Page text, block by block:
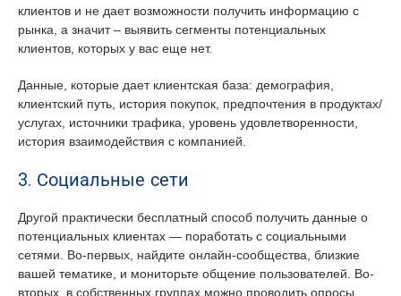
клиентов и не дает возможности получить информацию с
рынка, а значит – выявить сегменты потенциальных
клиентов, которых у вас еще нет.
Данные, которые дает клиентская база: демография,
клиентский путь, история покупок, предпочтения в продуктах/
услугах, источники трафика, уровень удовлетворенности,
история взаимодействия с компанией.
3. Социальные сети
Другой практически бесплатный способ получить данные о
потенциальных клиентах — поработать с социальными
сетями. Во-первых, найдите онлайн-сообщества, близкие
вашей тематике, и мониторьте общение пользователей. Во-
вторых, в собственных группах можно проводить опросы